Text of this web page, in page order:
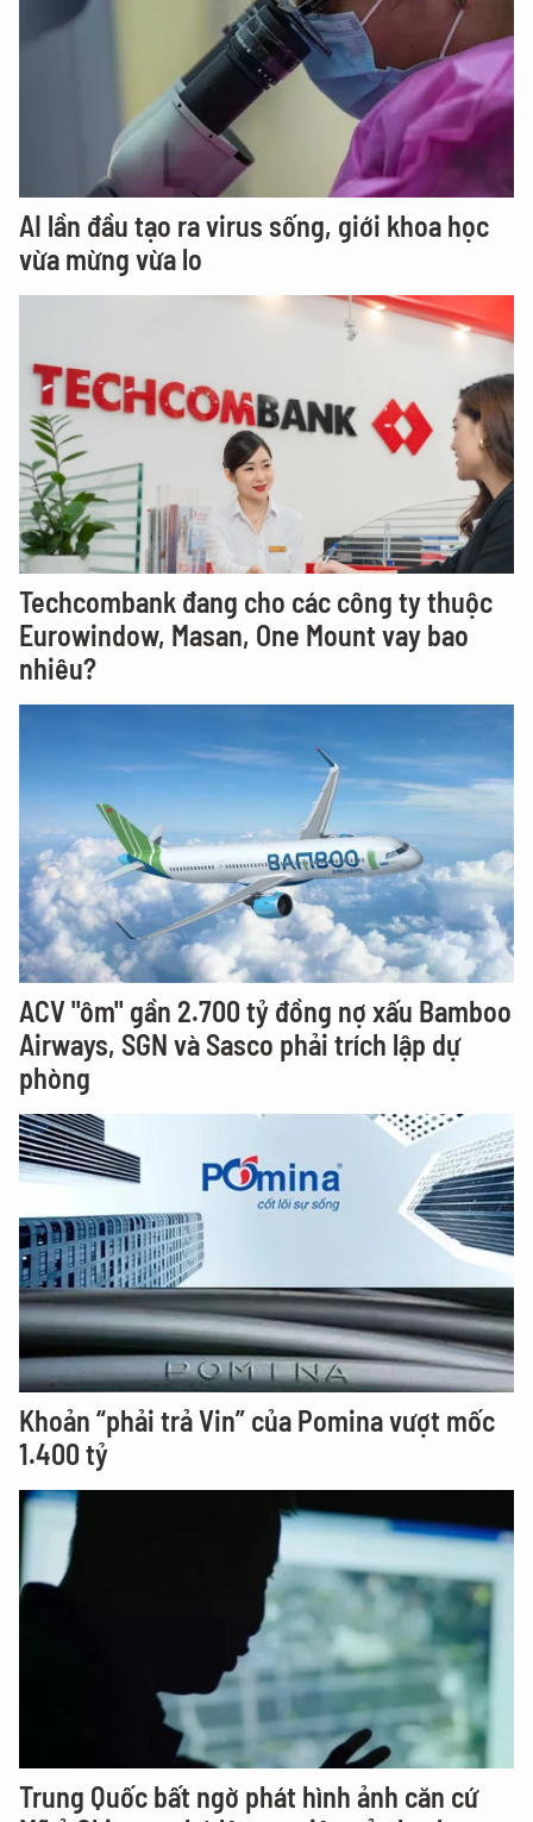
AI lần đầu tạo ra virus sống, giới khoa học
vừa mừng vừa lo
Techcombank đang cho các công ty thuộc
Eurowindow, Masan, One Mount vay bao
nhiêu?
ACV "ôm" gần 2.700 tỷ đồng nợ xấu Bamboo
Airways, SGN và Sasco phải trích lập dự
phòng
Khoản “phải trả Vin” của Pomina vượt mốc
1.400 tỷ
Trung Quốc bất ngờ phát hình ảnh căn cứ